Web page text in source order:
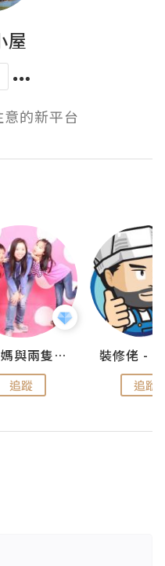
屋
的新平台
儍媽媽與兩隻小魔怪之家
追蹤 追蹤